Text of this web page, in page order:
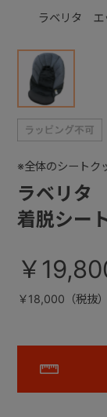
ラベリタ エ
ラベリ
着脱シー
※全体のシートク
￥
￥18,000（税抜）